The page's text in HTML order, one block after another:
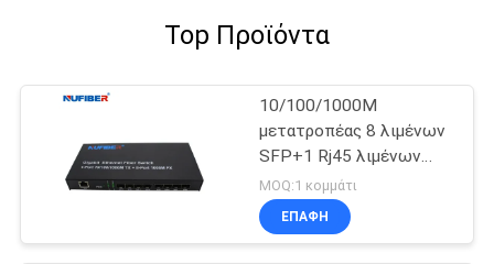
Top Προϊόντα
10/100/1000M
μετατροπέας 8 λιμένων
SFP+1 Rj45 λιμένων
οπτικών ινών Ethernet
MEDIA διακοπτών
MOQ:1 κομμάτι
ΕΠΑΦΉ